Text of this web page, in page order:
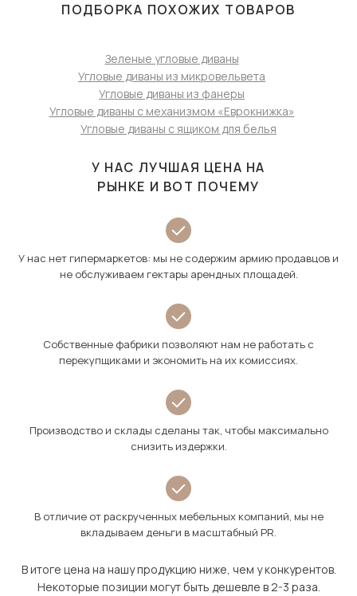
ПОДБОРКА ПОХОЖИХ ТОВАРОВ
Зеленые угловые диваны
Угловые диваны из микровельвета
Угловые диваны из фанеры
Угловые диваны с механизмом «Еврокнижка»
Угловые диваны с ящиком для белья
У НАС ЛУЧШАЯ ЦЕНА НА
РЫНКЕ И ВОТ ПОЧЕМУ
У нас нет гипермаркетов: мы не содержим армию продавцов и
не обслуживаем гектары арендных площадей.
Собственные фабрики позволяют нам не работать с
перекупщиками и экономить на их комиссиях.
Производство и склады сделаны так, чтобы максимально
снизить издержки.
В отличие от раскрученных мебельных компаний, мы не
вкладываем деньги в масштабный PR.
В итоге цена на нашу продукцию ниже, чем у конкурентов.
Некоторые позиции могут быть дешевле в 2-3 раза.